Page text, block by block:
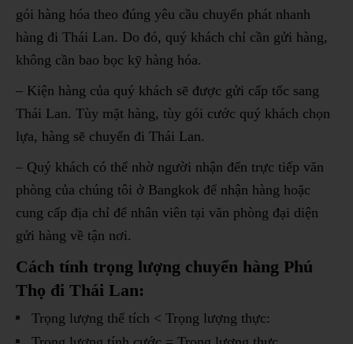
gói hàng hóa theo đúng yêu cầu chuyển phát nhanh
hàng đi Thái Lan. Do đó, quý khách chỉ cần gửi hàng,
không cần bao bọc kỹ hàng hóa.
– Kiện hàng của quý khách sẽ được gửi cấp tốc sang
Thái Lan. Tùy mặt hàng, tùy gói cước quý khách chọn
lựa, hàng sẽ chuyển đi Thái Lan.
– Quý khách có thể nhờ người nhận đến trực tiếp văn
phòng của chúng tôi ở Bangkok để nhận hàng hoặc
cung cấp địa chỉ để nhân viên tại văn phòng đại diện
gửi hàng về tận nơi.
Cách tính trọng lượng chuyển hàng Phú
Thọ đi Thái Lan:
Trọng lượng thể tích < Trọng lượng thực: